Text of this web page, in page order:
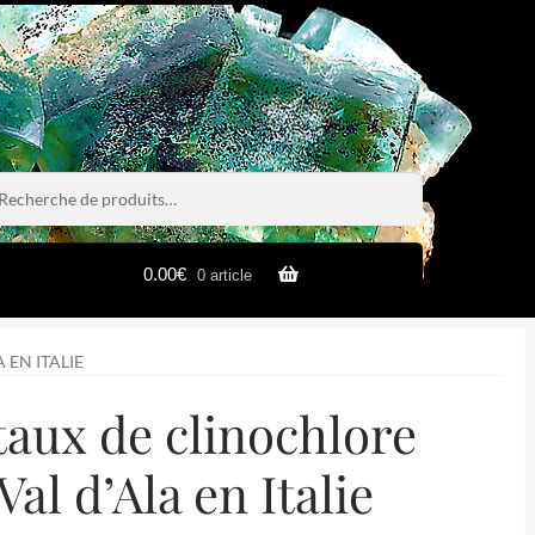
0.00€ 0 article
EN ITALIE
de clinochlore
d’Ala en Italie